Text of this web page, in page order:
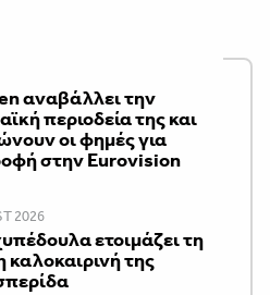
αναβάλλει την
περιοδεία της και
οι φημές για
στην Eurovision
2026
ετοιμάζει τη
καλοκαιρινή της